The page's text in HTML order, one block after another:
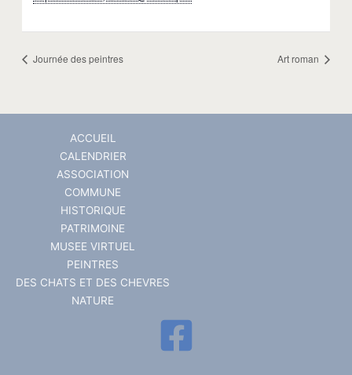
Journée des peintres Art roman
ACCUEIL
CALENDRIER
ASSOCIATION
COMMUNE
HISTORIQUE
PATRIMOINE
MUSEE VIRTUEL
PEINTRES
DES CHATS ET DES CHEVRES
NATURE